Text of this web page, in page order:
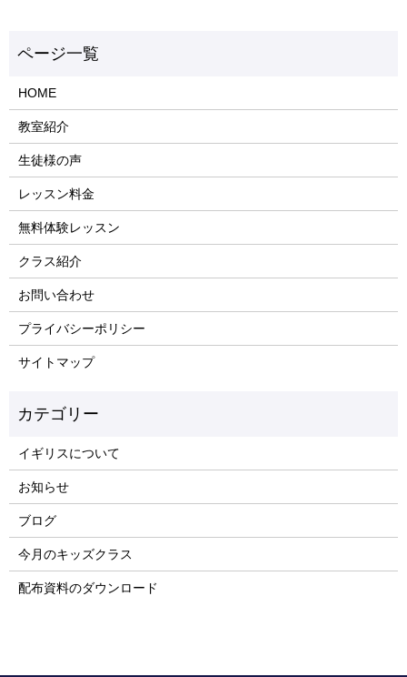
HOME
教室紹介
生徒様の声
レッスン料金
無料体験レッスン
クラス紹介
お問い合わせ
プライバシーポリシー
サイトマップ
イギリスについて
お知らせ
ブログ
今月のキッズクラス
配布資料のダウンロード